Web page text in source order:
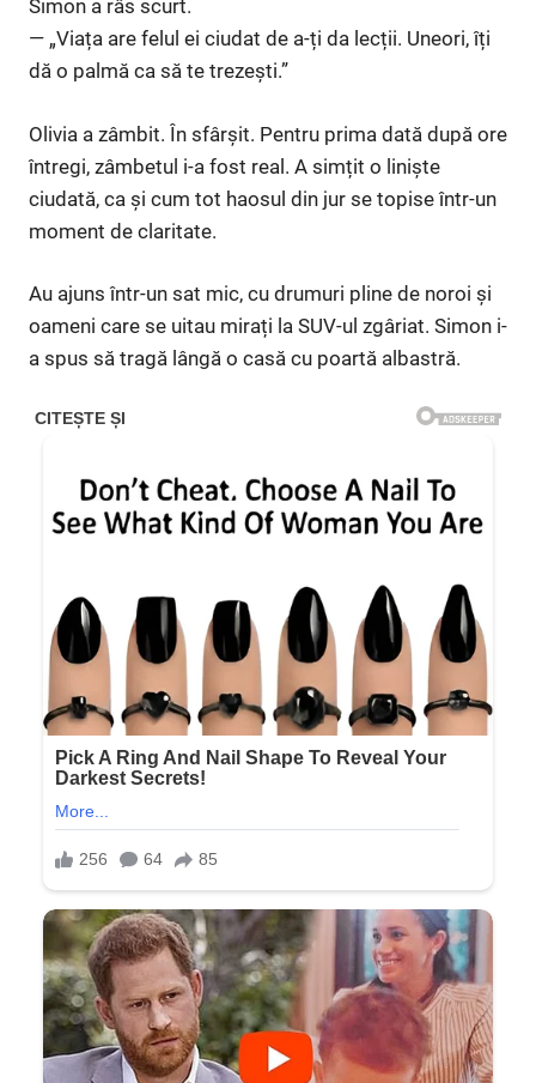
Simon a râs scurt.
— „Viața are felul ei ciudat de a-ți da lecții. Uneori, îți
dă o palmă ca să te trezești.”
Olivia a zâmbit. În sfârșit. Pentru prima dată după ore
întregi, zâmbetul i-a fost real. A simțit o liniște
ciudată, ca și cum tot haosul din jur se topise într-un
moment de claritate.
Au ajuns într-un sat mic, cu drumuri pline de noroi și
oameni care se uitau mirați la SUV-ul zgâriat. Simon i-
a spus să tragă lângă o casă cu poartă albastră.